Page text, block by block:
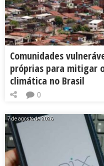
Comunidades
próprias para mitigar
climática no Brasil
0
7 de agosto de 2026